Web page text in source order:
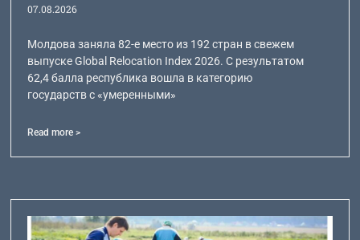
07.08.2026
Молдова заняла 82-е место из 192 стран в свежем
выпуске Global Relocation Index 2026. С результатом
62,4 балла республика вошла в категорию
государств с «умеренными»
Read more >